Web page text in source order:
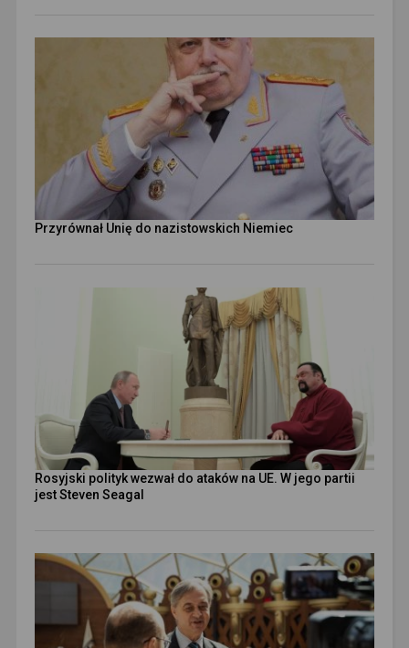
Przyrównał Unię do nazistowskich Niemiec
Rosyjski polityk wezwał do ataków na UE. W jego partii
jest Steven Seagal